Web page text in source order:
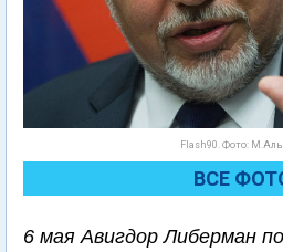
Flash90. Фото:
ВСЕ
6 мая Авигдор Либерман